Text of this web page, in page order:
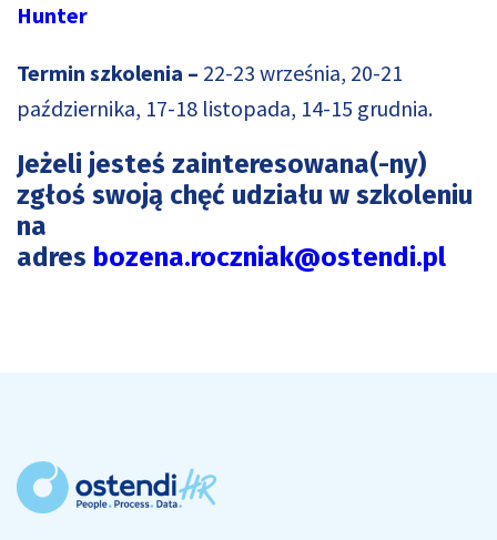
Hunter
Termin szkolenia – 22-23 września, 20-21
października, 17-18 listopada, 14-15 grudnia.
Jeżeli jesteś zainteresowana(-ny)
zgłoś swoją chęć udziału w szkoleniu
na
adres bozena.roczniak@ostendi.pl